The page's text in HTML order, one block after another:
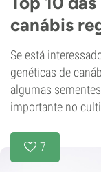
canábis
Se está
genéticas de
algumas
importante no
7